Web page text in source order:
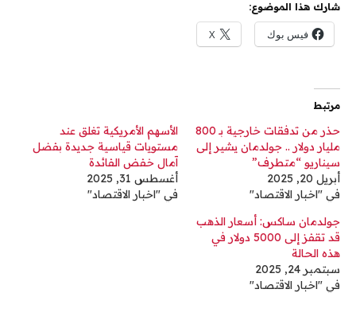
شارك هذا الموضوع:
فيس بوك X
مرتبط
حذر من تدفقات خارجية بـ 800
مليار دولار .. جولدمان يشير إلى
سيناريو “متطرف”
أبريل 20, 2025
في "اخبار الاقتصاد"
الأسهم الأمريكية تغلق عند
مستويات قياسية جديدة بفضل
آمال خفض الفائدة
أغسطس 31, 2025
في "اخبار الاقتصاد"
جولدمان ساكس: أسعار الذهب
قد تقفز إلى 5000 دولار في
هذه الحالة
سبتمبر 24, 2025
في "اخبار الاقتصاد"